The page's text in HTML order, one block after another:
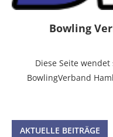
Bowling
Diese Seite
BowlingVerband
AKTUELLE BEITRÄGE